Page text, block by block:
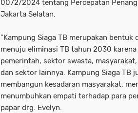
0072/2024 tentang Percepatan
Jakarta Selatan.
"Kampung Siaga TB merupakan bentuk
menuju eliminasi TB tahun 2030
pemerintah, sektor swasta,
dan sektor lainnya. Kampung Siaga TB
membangun kesadaran masyarakat,
menumbuhkan empati terhadap para
papar drg. Evelyn.